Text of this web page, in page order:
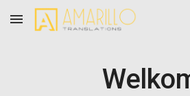
Skip to main content